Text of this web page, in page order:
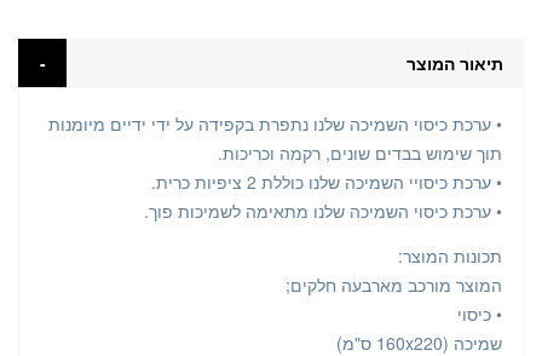
תיאור המוצר
• ערכת כיסוי השמיכה שלנו נתפרת בקפידה על ידי ידיים מיומנות
תוך שימוש בבדים שונים, רקמה וכריכות.
• ערכת כיסויי השמיכה שלנו כוללת 2 ציפיות כרית.
• ערכת כיסוי השמיכה שלנו מתאימה לשמיכות פוך.
תכונות המוצר:
המוצר מורכב מארבעה חלקים;
• כיסוי
שמיכה (160x220 ס"מ)